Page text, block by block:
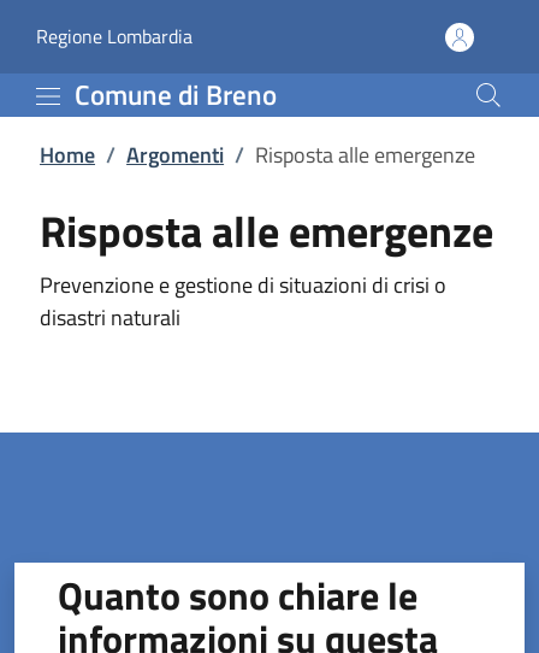
Risposta alle
Regione Lombardia(apre in un'altra scheda).
Comune di Breno
Home / Argomenti / Risposta alle emergenze
Risposta alle emergenze
Prevenzione e gestione di situazioni di crisi o
disastri naturali
Quanto sono chiare le
informazioni su questa